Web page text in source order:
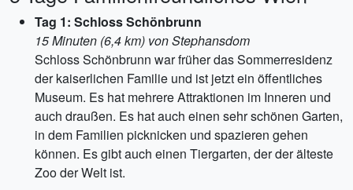
Tag 1: Schloss Schönbrunn
15 Minuten (6,4 km) von Stephansdom
Schloss Schönbrunn war früher das Sommerresidenz
der kaiserlichen Familie und ist jetzt ein öffentliches
Museum. Es hat mehrere Attraktionen im Inneren und
auch draußen. Es hat auch einen sehr schönen Garten,
in dem Familien picknicken und spazieren gehen
können. Es gibt auch einen Tiergarten, der der älteste
Zoo der Welt ist.